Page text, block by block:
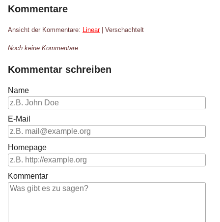
Kommentare
Ansicht der Kommentare: Linear| Verschachtelt
Noch keine Kommentare
Kommentar schreiben
Name
E-Mail
Homepage
Kommentar